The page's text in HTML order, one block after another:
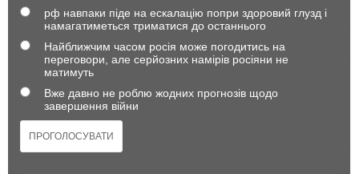
рф навпаки піде на ескалацію попри здоровий глузд і
намагатиметься триматися до останнього
Найближчим часом росія може погодитись на
переговори, але серйозних намірів росіяни не
матимуть
Вже давно не роблю жодних прогнозів щодо
завершення війни